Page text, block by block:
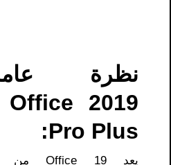
نظرة
2019
Pro Plus:
يعد Office 19 من الإصدارات السابقة